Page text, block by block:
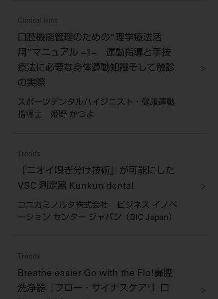
Clinical Hint
口腔機能管理のための“理学療法活
用”マニュアル −1− 運動指導と手技
療法に必要な身体運動知識そして触診
の実際
スポーツデンタルハイジニスト・健康運動
指導士 姫野 かつよ
Trends
「ニオイ嗅ぎ分け技術」が可能にした
VSC 測定器 Kunkun dental
コニカミノルタ株式会社 ビジネス イノベ
ーション センター ジャパン（BIC Japan）
Trends
Breathe easier Go with the Flo!鼻腔
洗浄器『フロー・サイナスケア®』口